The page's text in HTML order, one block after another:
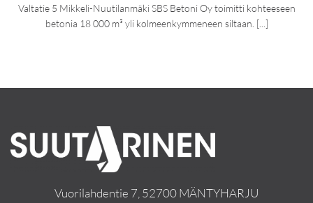
Valtatie 5 Mikkeli-Nuutilanmäki SBS Betoni Oy toimitti kohteeseen
betonia 18 000 m³ yli kolmeenkymmeneen siltaan. [...]
Vuorilahdentie 7, 52700 MÄNTYHARJU